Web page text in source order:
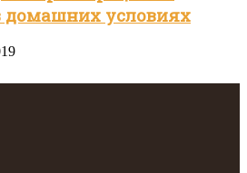
домашних условиях